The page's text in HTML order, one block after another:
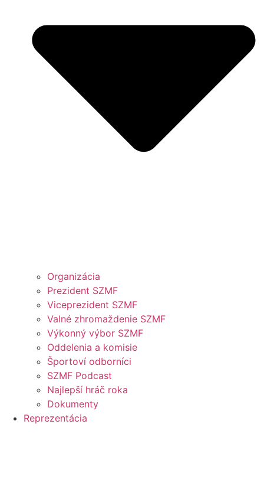
Organizácia
Prezident SZMF
Viceprezident SZMF
Valné zhromaždenie SZMF
Výkonný výbor SZMF
Oddelenia a komisie
Športoví odborníci
SZMF Podcast
Najlepší hráč roka
Dokumenty
Reprezentácia